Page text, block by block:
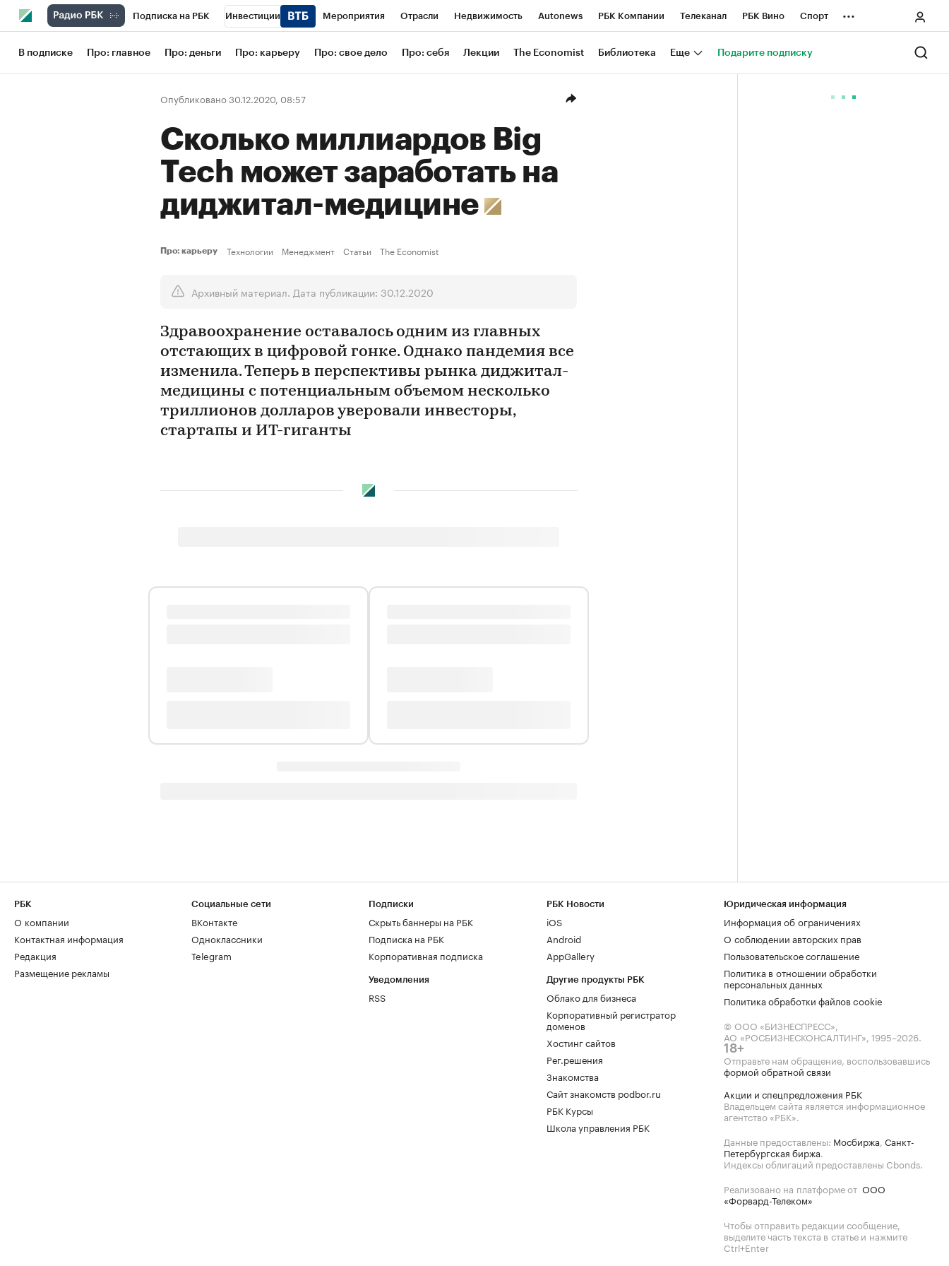
Подписка на РБК Инвестиции Мероприятия Отрасли Недвижимость Autonews РБК Компании Телеканал РБК Вино Спорт
Школа управления РБК РБК Образование РБК Life Тренды Визионеры Национальные проекты Город
Рынок наличной валюты
...
В подписке Про: главное Про: деньги Про: карьеру Про: свое дело Про: себя Лекции The Economist Библиотека Еще Подарите подписку
Опубликовано 30.12.2020, 08:57
Сколько миллиардов Big
Tech может заработать на
диджитал-медицине
Про: карьеру Технологии Менеджмент Статьи The Economist
Архивный материал. Дата публикации: 30.12.2020
Здравоохранение оставалось одним из главных
отстающих в цифровой гонке. Однако пандемия все
изменила. Теперь в перспективы рынка диджитал-
медицины с потенциальным объемом несколько
триллионов долларов уверовали инвесторы,
стартапы и ИТ-гиганты
РБК
О компании
Контактная информация
Редакция
Размещение рекламы
Социальные сети
ВКонтакте
Одноклассники
Telegram
Подписки
Скрыть баннеры на РБК
Подписка на РБК
Корпоративная подписка
Уведомления
RSS
РБК Новости
iOS
Android
AppGallery
Другие продукты РБК
Облако для бизнеса
Корпоративный регистратор
доменов
Хостинг сайтов
Рег.решения
Знакомства
Сайт знакомств podbor.ru
РБК Курсы
Школа управления РБК
Юридическая информация
Информация об ограничениях
О соблюдении авторских прав
Пользовательское соглашение
Политика в отношении обработки
персональных данных
Политика обработки файлов cookie
© ООО «БИЗНЕСПРЕСС»,
АО «РОСБИЗНЕСКОНСАЛТИНГ», 1995–2026.
18+
Отправьте нам обращение, воспользовавшись
формой обратной связи
Акции и спецпредложения РБК
Владельцем сайта является информационное
агентство «РБК».
Данные предоставлены: Мосбиржа, Санкт-
Петербургская биржа.
Индексы облигаций предоставлены Cbonds.
Реализовано на платформе от ООО
«Форвард-Телеком»
Чтобы отправить редакции сообщение,
выделите часть текста в статье и нажмите
Ctrl+Enter